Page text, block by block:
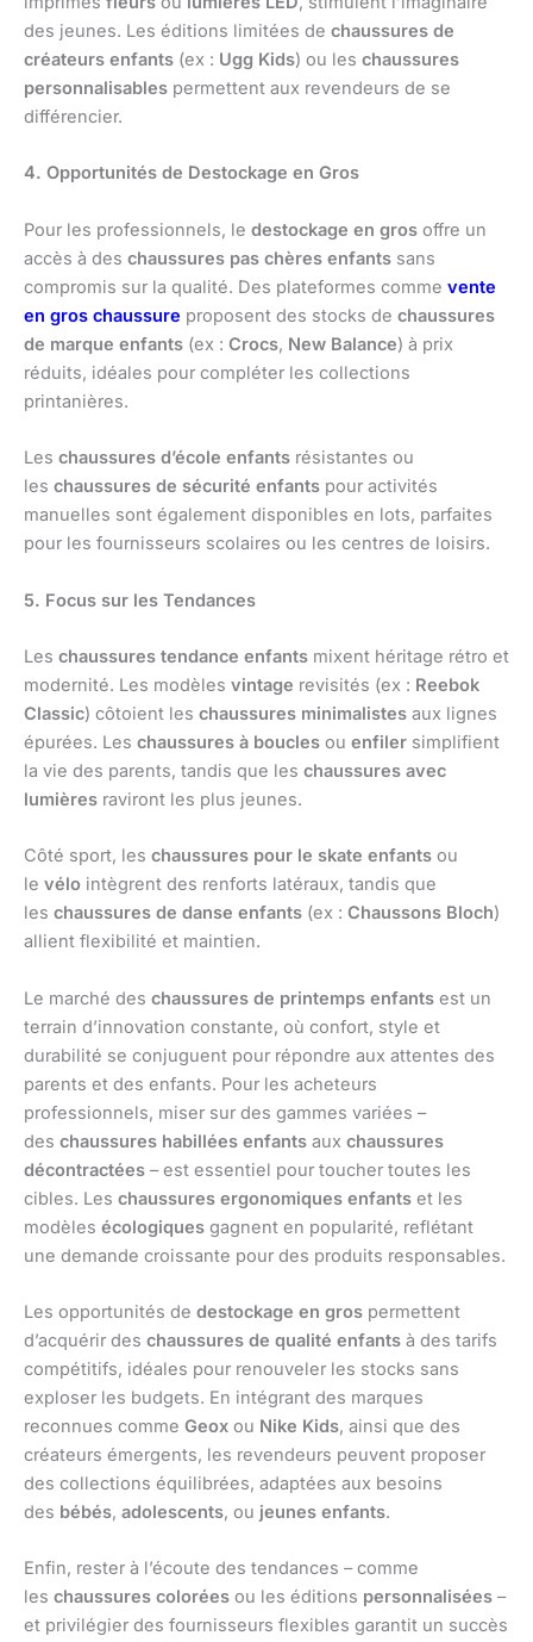
des jeunes. Les éditions limitées de chaussures de
créateurs enfants (ex : Ugg Kids) ou les chaussures
personnalisables permettent aux revendeurs de se
différencier.
4. Opportunités de Destockage en Gros
Pour les professionnels, le destockage en gros offre un
accès à des chaussures pas chères enfants sans
compromis sur la qualité. Des plateformes comme vente
en gros chaussure proposent des stocks de chaussures
de marque enfants (ex : Crocs, New Balance) à prix
réduits, idéales pour compléter les collections
printanières.
Les chaussures d’école enfants résistantes ou
les chaussures de sécurité enfants pour activités
manuelles sont également disponibles en lots, parfaites
pour les fournisseurs scolaires ou les centres de loisirs.
5. Focus sur les Tendances
Les chaussures tendance enfants mixent héritage rétro et
modernité. Les modèles vintage revisités (ex : Reebok
Classic) côtoient les chaussures minimalistes aux lignes
épurées. Les chaussures à boucles ou enfiler simplifient
la vie des parents, tandis que les chaussures avec
lumières raviront les plus jeunes.
Côté sport, les chaussures pour le skate enfants ou
le vélo intègrent des renforts latéraux, tandis que
les chaussures de danse enfants (ex : Chaussons Bloch)
allient flexibilité et maintien.
Le marché des chaussures de printemps enfants est un
terrain d’innovation constante, où confort, style et
durabilité se conjuguent pour répondre aux attentes des
parents et des enfants. Pour les acheteurs
professionnels, miser sur des gammes variées –
des chaussures habillées enfants aux chaussures
décontractées – est essentiel pour toucher toutes les
cibles. Les chaussures ergonomiques enfants et les
modèles écologiques gagnent en popularité, reflétant
une demande croissante pour des produits responsables.
Les opportunités de destockage en gros permettent
d’acquérir des chaussures de qualité enfants à des tarifs
compétitifs, idéales pour renouveler les stocks sans
exploser les budgets. En intégrant des marques
reconnues comme Geox ou Nike Kids, ainsi que des
créateurs émergents, les revendeurs peuvent proposer
des collections équilibrées, adaptées aux besoins
des bébés, adolescents, ou jeunes enfants.
Enfin, rester à l’écoute des tendances – comme
les chaussures colorées ou les éditions personnalisées –
et privilégier des fournisseurs flexibles garantit un succès